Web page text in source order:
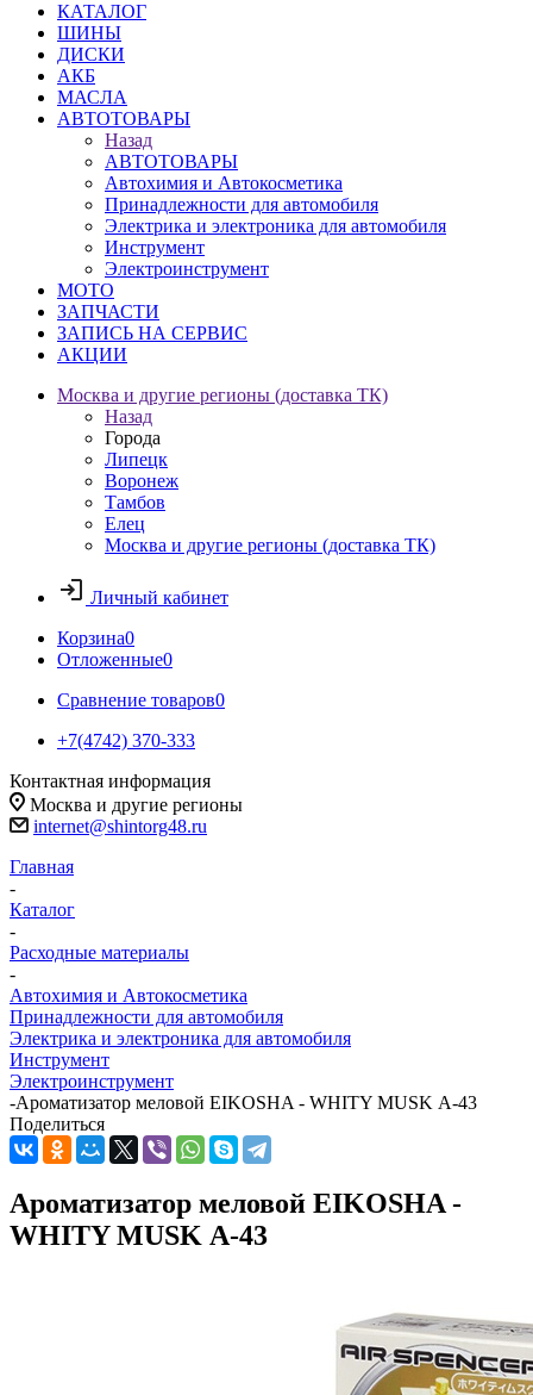
КАТАЛОГ
ШИНЫ
ДИСКИ
АКБ
МАСЛА
АВТОТОВАРЫ
Назад
АВТОТОВАРЫ
Автохимия и Автокосметика
Принадлежности для автомобиля
Электрика и электроника для автомобиля
Инструмент
Электроинструмент
МОТО
ЗАПЧАСТИ
ЗАПИСЬ НА СЕРВИС
АКЦИИ
Москва и другие регионы (доставка ТК)
Назад
Города
Липецк
Воронеж
Тамбов
Елец
Москва и другие регионы (доставка ТК)
Личный кабинет
Корзина0
Отложенные0
Сравнение товаров0
+7(4742) 370-333
Контактная информация
Москва и другие регионы
internet@shintorg48.ru
Главная
-
Каталог
-
Расходные материалы
-
Автохимия и Автокосметика
Принадлежности для автомобиля
Электрика и электроника для автомобиля
Инструмент
Электроинструмент
-Ароматизатор меловой EIKOSHA - WHITY MUSK А-43
Поделиться
Ароматизатор меловой EIKOSHA -
WHITY MUSK А-43